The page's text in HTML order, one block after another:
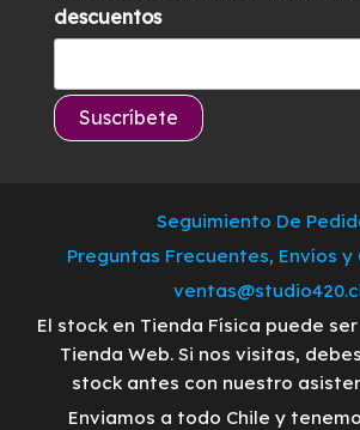
descuentos
Seguimiento De
Preguntas Frecuentes, Envíos y
El stock en Tienda Física puede
Tienda Web. Si nos visitas,
stock antes con nuestro
Enviamos a todo Chile y